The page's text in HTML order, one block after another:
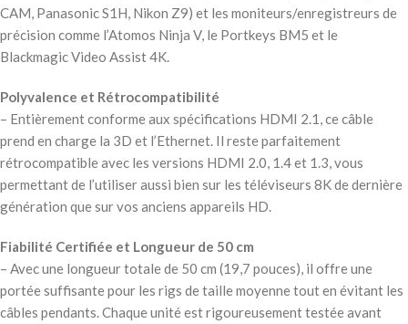
CAM, Panasonic S1H, Nikon Z9) et les moniteurs/enregistreurs de
précision comme l’Atomos Ninja V, le Portkeys BM5 et le
Blackmagic Video Assist 4K.
Polyvalence et Rétrocompatibilité
– Entièrement conforme aux spécifications HDMI 2.1, ce câble
prend en charge la 3D et l’Ethernet. Il reste parfaitement
rétrocompatible avec les versions HDMI 2.0, 1.4 et 1.3, vous
permettant de l’utiliser aussi bien sur les téléviseurs 8K de dernière
génération que sur vos anciens appareils HD.
Fiabilité Certifiée et Longueur de 50 cm
– Avec une longueur totale de 50 cm (19,7 pouces), il offre une
portée suffisante pour les rigs de taille moyenne tout en évitant les
câbles pendants. Chaque unité est rigoureusement testée avant